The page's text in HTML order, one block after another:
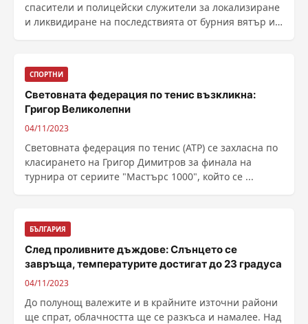
спасители и полицейски служители за локализиране
и ликвидиране на последствията от бурния вятър и
СПОРТНИ
Световната федерация по тенис възкликна:
Григор Великолепни
04/11/2023
Световната федерация по тенис (ATP) се захласна по
класирането на Григор Димитров за финала на
турнира от сериите "Мастърс 1000", който се ...
БЪЛГАРИЯ
След проливните дъждове: Слънцето се
завръща, температурите достигат до 23 градуса
04/11/2023
До полунощ валежите и в крайните източни райони
ще спрат, облачността ще се разкъса и намалее. Над